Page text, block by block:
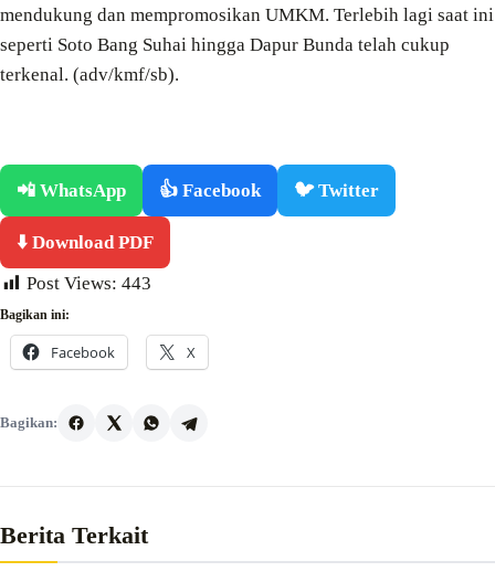
mendukung dan mempromosikan UMKM. Terlebih lagi saat ini
seperti Soto Bang Suhai hingga Dapur Bunda telah cukup
terkenal. (adv/kmf/sb).
📲 WhatsApp 👍 Facebook 🐦 Twitter
⬇️ Download PDF
Post Views: 443
Bagikan ini:
Facebook X
Bagikan:
Berita Terkait